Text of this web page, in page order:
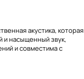
акустика, которая
и насыщенный звук,
и совместима с